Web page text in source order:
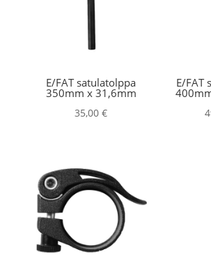
E/FAT satulatolppa
350mm x 31,6mm
35,00€
E/FAT